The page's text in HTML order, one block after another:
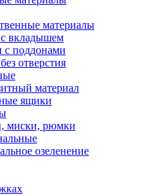
материалы
вкладышем
с поддонами
отверстия
материал
ящики
миски, рюмки
озеленение